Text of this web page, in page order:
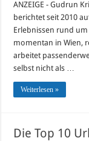
ANZEIGE - Gudrun
berichtet seit 2010
Erlebnissen rund
momentan in Wien,
arbeitet
selbst nicht als …
Weiterlesen »
Die Top 10